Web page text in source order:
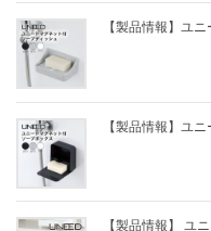
【製品情報】ユ
【製品情報】ユ
【製品情報】 ユ